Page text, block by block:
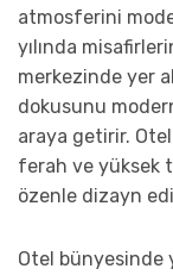
atmosferini
yılında
merkezinde yer
dokusunu
araya getirir.
ferah ve yüksek
özenle dizayn
Otel bünyesinde